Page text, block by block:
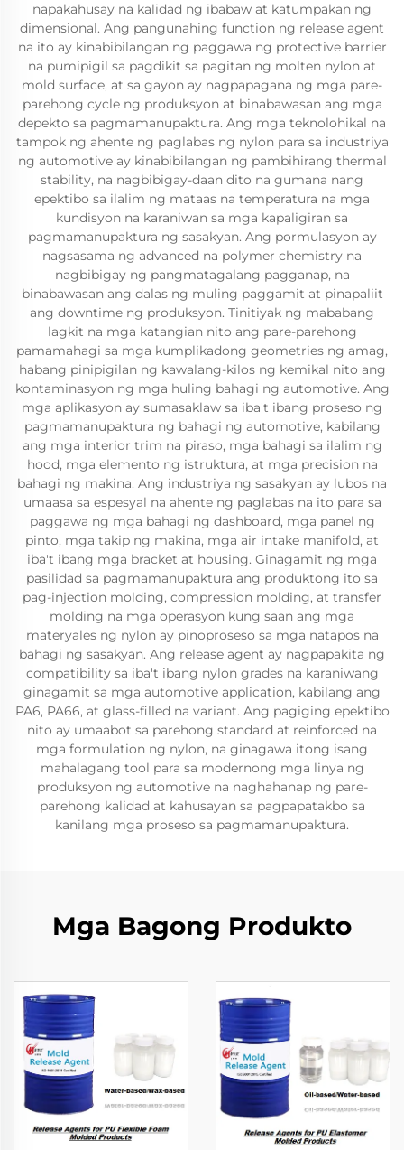
napakahusay na kalidad ng ibabaw at katumpakan ng
dimensional. Ang pangunahing function ng release agent
na ito ay kinabibilangan ng paggawa ng protective barrier
na pumipigil sa pagdikit sa pagitan ng molten nylon at
mold surface, at sa gayon ay nagpapagana ng mga pare-
parehong cycle ng produksyon at binabawasan ang mga
depekto sa pagmamanupaktura. Ang mga teknolohikal na
tampok ng ahente ng paglabas ng nylon para sa industriya
ng automotive ay kinabibilangan ng pambihirang thermal
stability, na nagbibigay-daan dito na gumana nang
epektibo sa ilalim ng mataas na temperatura na mga
kundisyon na karaniwan sa mga kapaligiran sa
pagmamanupaktura ng sasakyan. Ang pormulasyon ay
nagsasama ng advanced na polymer chemistry na
nagbibigay ng pangmatagalang pagganap, na
binabawasan ang dalas ng muling paggamit at pinapaliit
ang downtime ng produksyon. Tinitiyak ng mababang
lagkit na mga katangian nito ang pare-parehong
pamamahagi sa mga kumplikadong geometries ng amag,
habang pinipigilan ng kawalang-kilos ng kemikal nito ang
kontaminasyon ng mga huling bahagi ng automotive. Ang
mga aplikasyon ay sumasaklaw sa iba't ibang proseso ng
pagmamanupaktura ng bahagi ng automotive, kabilang
ang mga interior trim na piraso, mga bahagi sa ilalim ng
hood, mga elemento ng istruktura, at mga precision na
bahagi ng makina. Ang industriya ng sasakyan ay lubos na
umaasa sa espesyal na ahente ng paglabas na ito para sa
paggawa ng mga bahagi ng dashboard, mga panel ng
pinto, mga takip ng makina, mga air intake manifold, at
iba't ibang mga bracket at housing. Ginagamit ng mga
pasilidad sa pagmamanupaktura ang produktong ito sa
pag-injection molding, compression molding, at transfer
molding na mga operasyon kung saan ang mga
materyales ng nylon ay pinoproseso sa mga natapos na
bahagi ng sasakyan. Ang release agent ay nagpapakita ng
compatibility sa iba't ibang nylon grades na karaniwang
ginagamit sa mga automotive application, kabilang ang
PA6, PA66, at glass-filled na variant. Ang pagiging epektibo
nito ay umaabot sa parehong standard at reinforced na
mga formulation ng nylon, na ginagawa itong isang
mahalagang tool para sa modernong mga linya ng
produksyon ng automotive na naghahanap ng pare-
parehong kalidad at kahusayan sa pagpapatakbo sa
kanilang mga proseso sa pagmamanupaktura.
Mga Bagong Produkto